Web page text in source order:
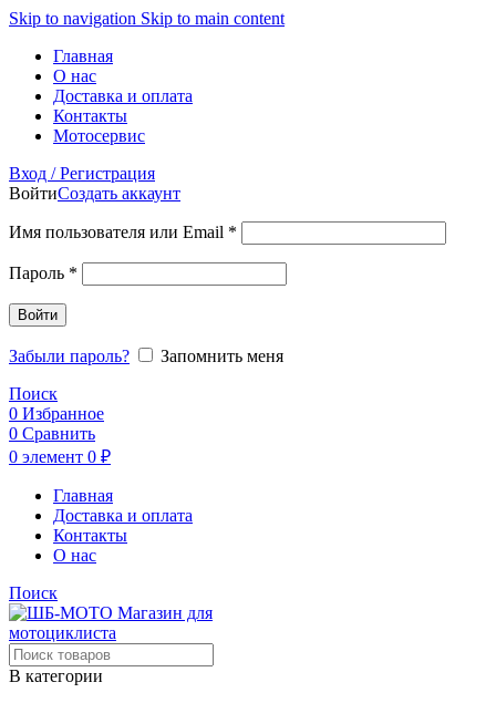
Skip to navigation Skip to main content
Главная
О нас
Доставка и оплата
Контакты
Мотосервис
Вход / Регистрация
ВойтиСоздать аккаунт
Имя пользователя или Email *
Пароль *
Войти
Забыли пароль?
Запомнить меня
Поиск
0 Избранное
0 Сравнить
0 элемент 0 ₽
Главная
Доставка и оплата
Контакты
О нас
Поиск
В категории